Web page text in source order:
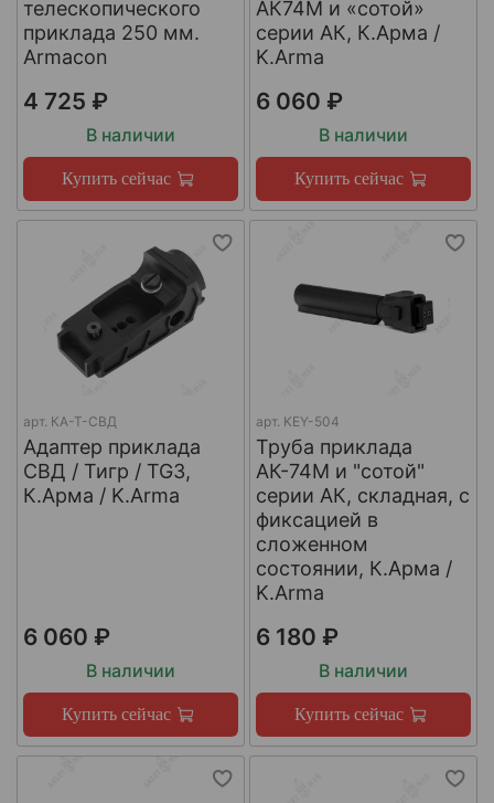
телескопического
приклада 250 мм.
Armacon
4 725 ₽
В наличии
Купить сейчас
АК74М и «сотой»
серии АК, К.Арма /
K.Arma
6 060 ₽
В наличии
Купить сейчас
арт. КА-Т-СВД
Адаптер приклада
СВД / Тигр / TG3,
К.Арма / K.Arma
6 060 ₽
В наличии
Купить сейчас
арт. KEY-504
Труба приклада
АК-74М и "сотой"
серии АК, складная, с
фиксацией в
сложенном
состоянии, К.Арма /
K.Arma
6 180 ₽
В наличии
Купить сейчас